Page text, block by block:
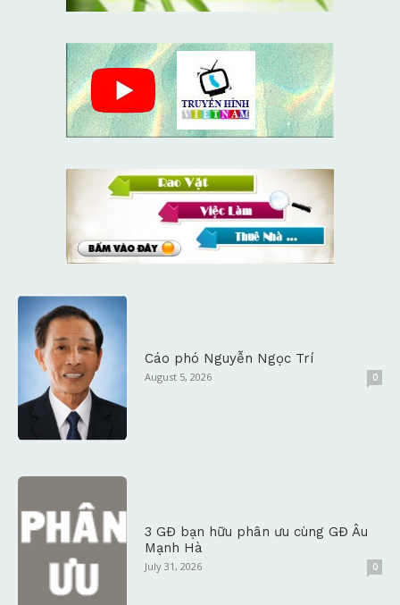
Cáo phó Nguyễn Ngọc Trí
August 5, 2026 0
3 GĐ bạn hữu phân ưu cùng GĐ Âu
Mạnh Hà
July 31, 2026 0